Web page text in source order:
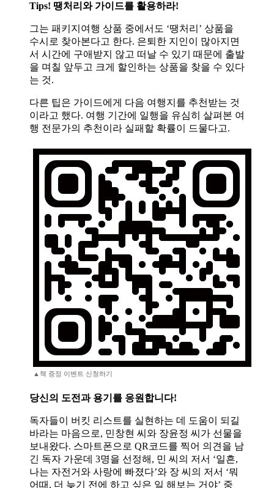
Tips! 땡처리와 가이드를 활용하라!
그는 패키지여행 상품 중에서도 ‘땡처리’ 상품을
수시로 찾아본다고 한다. 은퇴한 지인이 많아지면
서 시간에 구애받지 않고 떠날 수 있기 때문에 출발
을 며칠 앞두고 크게 할인하는 상품을 찾을 수 있다
는 것.
다른 팁은 가이드에게 다음 여행지를 추천받는 것
이라고 했다. 여행 기간에 일행을 유심히 살펴본 여
행 전문가의 추천이라 실패할 확률이 드물다고.
▲책 증정 이벤트 신청하기
당신의 도전과 용기를 응원합니다!
독자들이 버킷 리스트를 실현하는 데 도움이 되길
바라는 마음으로, 민창현 씨와 장윤정 씨가 선물을
보내왔다. 스마트폰으로 QR코드를 찍어 의견을 남
긴 독자 가운데 3명을 선정해, 민 씨의 저서 ‘일흔,
나는 자전거와 사랑에 빠졌다’와 장 씨의 저서 ‘뭐
어때, 더 늦기 전에 하고 싶은 일 해보는 거야’ 중